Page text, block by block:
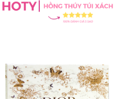
Túi Tote
Túi Quai Xách
Balo Lớn
Balo Nhỏ